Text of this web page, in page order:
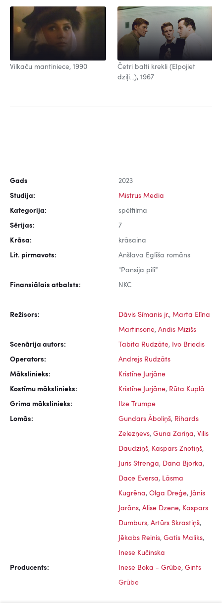
Vilkaču mantiniece, 1990
Četri balti krekli (Elpojiet
dziļi...), 1967
Gads 2023
Studija: Mistrus Media
Kategorija: spēlfilma
Sērijas: 7
Krāsa: krāsaina
Lit. pirmavots: Anšlava Eglīša romāns
"Pansija pilī”
Finansiālais atbalsts: NKC
Režisors: Dāvis Sīmanis jr., Marta Elīna
Martinsone, Andis Mizišs
Scenārija autors: Tabita Rudzāte, Ivo Briedis
Operators: Andrejs Rudzāts
Mākslinieks: Kristīne Jurjāne
Kostīmu mākslinieks: Kristīne Jurjāne, Rūta Kuplā
Grima mākslinieks: Ilze Trumpe
Lomās: Gundars Āboliņš, Rihards
Zelezņevs, Guna Zariņa, Vilis
Daudziņš, Kaspars Znotiņš,
Juris Strenga, Dana Bjorka,
Dace Eversa, Lāsma
Kugrēna, Olga Dreģe, Jānis
Jarāns, Alise Dzene, Kaspars
Dumburs, Artūrs Skrastiņš,
Jēkabs Reinis, Gatis Maliks,
Inese Kučinska
Producents: Inese Boka - Grūbe, Gints
Grūbe